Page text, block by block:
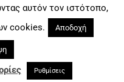
MasterCard
Transfer
On
2021©
αυτόν τον ιστότοπο,
cookies.
Αποδοχή
Ρυθμίσεις